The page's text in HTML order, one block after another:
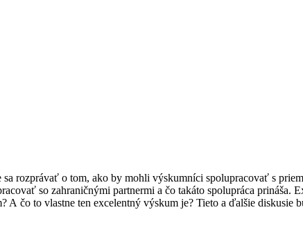
rozprávať o tom, ako by mohli výskumníci spolupracovať s
so zahraničnými partnermi a čo takáto spolupráca prináša.
čo to vlastne ten excelentný výskum je? Tieto a ďalšie diskusie